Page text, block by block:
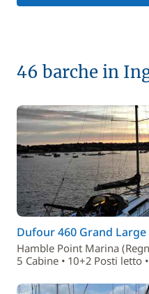
46 barche in
Dufour 460 Grand Large
Hamble Point Marina
5 Cabine • 10+2 Posti letto